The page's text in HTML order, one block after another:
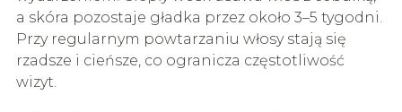
a skóra pozostaje gładka przez około 3–5 tygodni.
Przy regularnym powtarzaniu włosy stają się
rzadsze i cieńsze, co ogranicza częstotliwość
wizyt.